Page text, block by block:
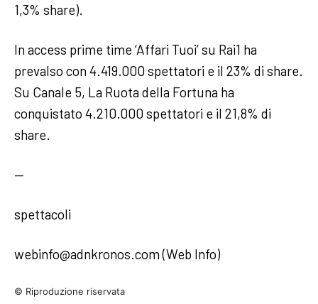
1,3% share).
In access prime time ‘Affari Tuoi’ su Rai1 ha
prevalso con 4.419.000 spettatori e il 23% di share.
Su Canale 5, La Ruota della Fortuna ha
conquistato 4.210.000 spettatori e il 21,8% di
share.
—
spettacoli
webinfo@adnkronos.com (Web Info)
© Riproduzione riservata